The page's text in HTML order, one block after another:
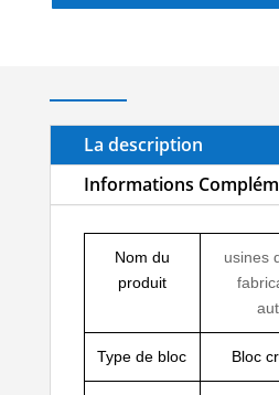
La description
Informations
Nom du
produit
usines
Type de bloc Bloc